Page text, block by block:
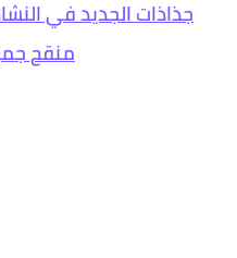
جذاذات الجديد في
منقح